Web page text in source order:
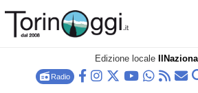
Edizione locale
Radio